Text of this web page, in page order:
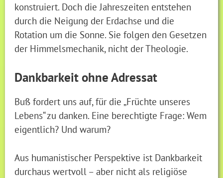
konstruiert. Doch die Jahreszeiten entstehen
durch die Neigung der Erdachse und die
Rotation um die Sonne. Sie folgen den Gesetzen
der Himmelsmechanik, nicht der Theologie.
Dankbarkeit ohne Adressat
Buß fordert uns auf, für die „Früchte unseres
Lebens“ zu danken. Eine berechtigte Frage: Wem
eigentlich? Und warum?
Aus humanistischer Perspektive ist Dankbarkeit
durchaus wertvoll – aber nicht als religiöse